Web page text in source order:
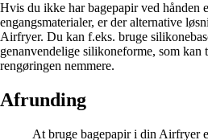
Hvis du ikke har bagepapir ved hånden
engangsmaterialer, er der alternative
Airfryer. Du kan f.eks. bruge
genanvendelige silikoneforme, som kan
rengøringen nemmere.
Afrunding
At bruge bagepapir i din Airfryer